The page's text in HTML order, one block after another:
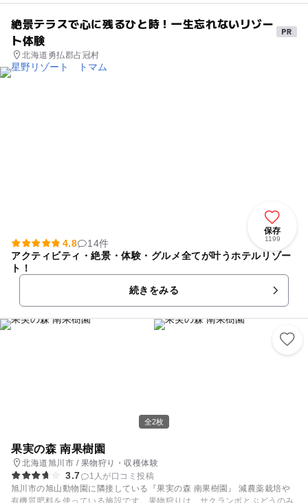
絶景テラスで心に残るひと時！一生忘れないリゾー
ト体験
北海道勇払郡占冠村
保存
1199
4.8
14件
アクティビティ・絶景・体験・グルメ全てが叶うホテルリゾー
ト！
続きをみる
全2枚
果実の森 南果樹園
北海道旭川市 / 果物狩り・収穫体験
3.7
1人が口コミ投稿
旭川市の旭山動物園に隣接している『果実の森 南果樹園』 減農薬栽培や
有機質肥料を使っている施設です。果物狩りは、サクランボとぶどうのみ